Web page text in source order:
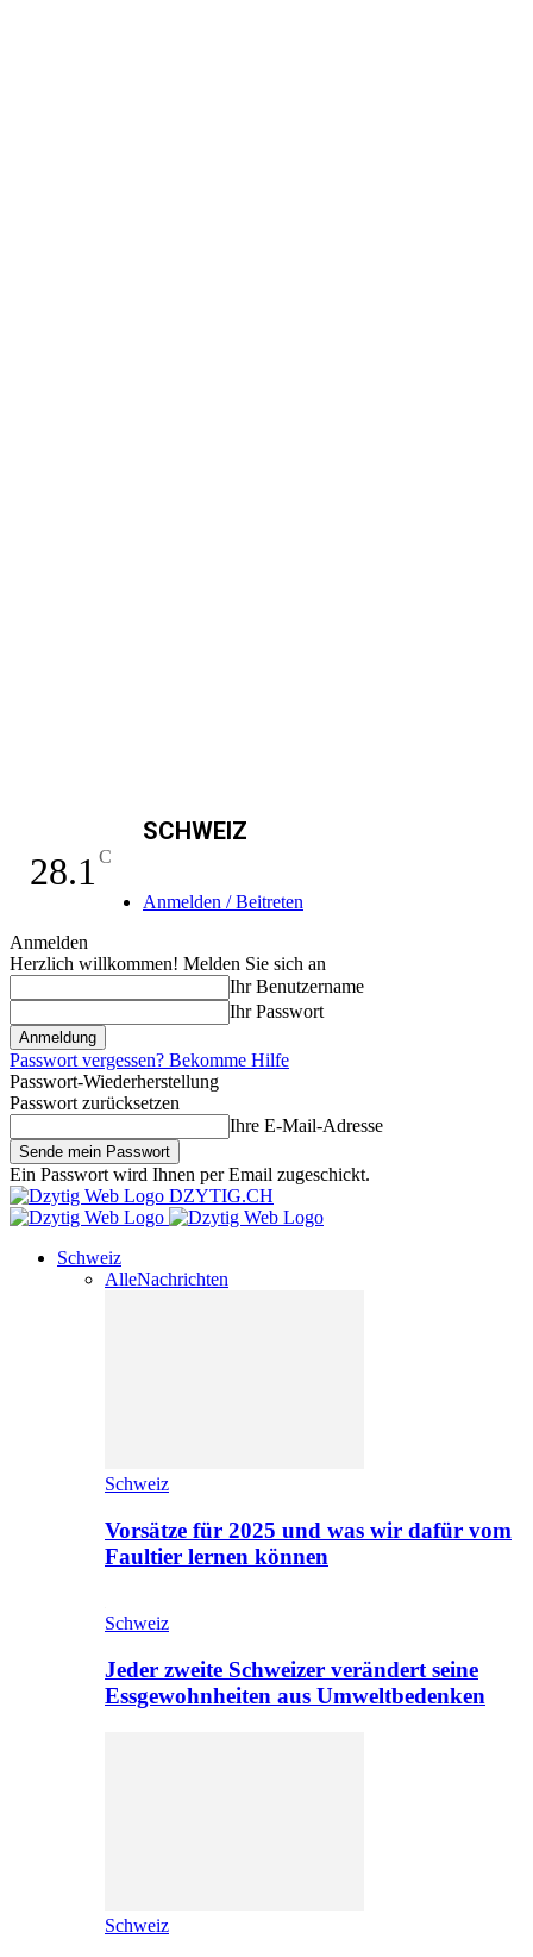
28.1 C
SCHWEIZ
Anmelden / Beitreten
Anmelden
Herzlich willkommen! Melden Sie sich an
Ihr Benutzername
Ihr Passwort
Passwort vergessen? Bekomme Hilfe
Passwort-Wiederherstellung
Passwort zurücksetzen
Ihre E-Mail-Adresse
Ein Passwort wird Ihnen per Email zugeschickt.
DZYTIG.CH
Schweiz
AlleNachrichten
Schweiz
Vorsätze für 2025 und was wir dafür vom
Faultier lernen können
Schweiz
Jeder zweite Schweizer verändert seine
Essgewohnheiten aus Umweltbedenken
Schweiz